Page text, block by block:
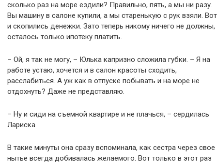
сколько раз на море ездили? Правильно, пять, а мы ни разу.
Вы машину в салоне купили, а мы старенькую с рук взяли. Вот
и скопились денежки. Зато теперь никому ничего не должны,
осталось только ипотеку платить.
– Ой, я так не могу, – Юлька капризно сложила губки. – Я на
работе устаю, хочется и в салон красоты сходить,
расслабиться. А уж как в отпуске побывать и на море не
отдохнуть? Даже не представляю.
– Ну и сиди на съемной квартире и не плачься, – сердилась
Лариска.
В такие минуты она сразу вспоминала, как сестра через свое
нытье всегда добивалась желаемого. Вот только в этот раз